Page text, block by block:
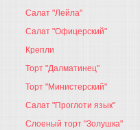
Салат "Лейла"
Салат "Офицерский"
Крепли
Торт "Далматинец"
Торт "Министерский"
Салат "Проглоти язык"
Слоеный торт "Золушка"